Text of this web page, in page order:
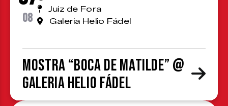
08
Juiz de Fora
Galeria Helio Fádel
Mostra “Boca de Matilde” @
Galeria Helio Fádel